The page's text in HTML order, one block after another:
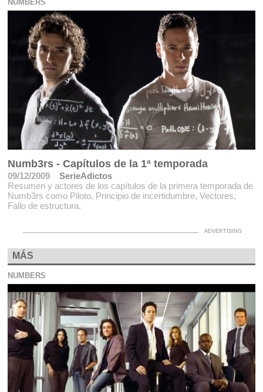
NUMBERS
Numb3rs - Capítulos de la 1ª temporada
09/12/2009
SerieAdictos
Resumen y actores de los capítulos de la primera temporada de
Numb3rs como Piloto, Principio de incertidumbre, Vectores,
Fallo de estructura.
MÁS
NUMBERS